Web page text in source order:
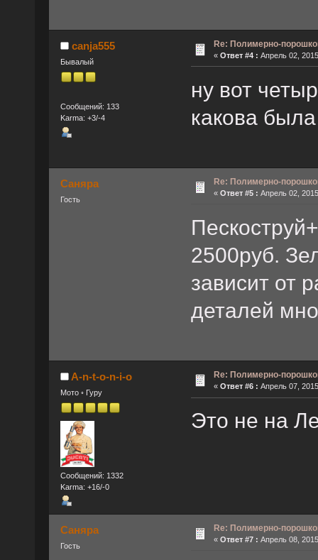
canja555
Бывалый
Сообщений: 133
Karma: +3/-4
Re: Полимерно-
« Ответ #4 : Апрель 02,
ну вот
какова
Саняра
Гость
Re: Полимерно-
« Ответ #5 : Апрель 02,
2500руб.
зависит от
деталей
A-n-t-o-n-i-o
Мото ◦ Гуру
Сообщений: 1332
Karma: +16/-0
Re: Полимерно-
« Ответ #6 : Апрель 07,
Это не на
Саняра
Гость
Re: Полимерно-
« Ответ #7 : Апрель 08,